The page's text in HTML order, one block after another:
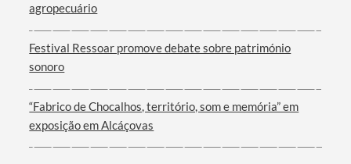
agropecuário
Festival Ressoar promove debate sobre património
sonoro
“Fabrico de Chocalhos, território, som e memória” em
exposição em Alcáçovas